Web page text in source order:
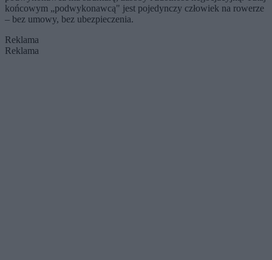
końcowym „podwykonawcą" jest pojedynczy człowiek na rowerze
– bez umowy, bez ubezpieczenia.
Reklama
Reklama